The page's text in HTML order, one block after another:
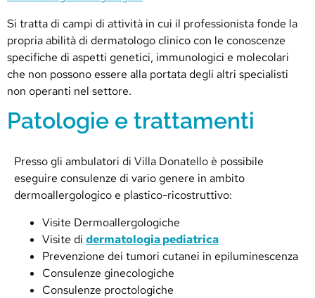
Si tratta di campi di attività in cui il professionista fonde la
propria abilità di dermatologo clinico con le conoscenze
specifiche di aspetti genetici, immunologici e molecolari
che non possono essere alla portata degli altri specialisti
non operanti nel settore.
Patologie e trattamenti
Presso gli ambulatori di Villa Donatello è possibile
eseguire consulenze di vario genere in ambito
dermoallergologico e plastico-ricostruttivo:
Visite Dermoallergologiche
Visite di dermatologia pediatrica
Prevenzione dei tumori cutanei in epiluminescenza
Consulenze ginecologiche
Consulenze proctologiche